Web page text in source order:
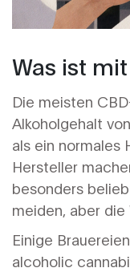
Was ist
Die meisten
Alkoholgehalt
als ein normales
Hersteller
besonders
meiden, aber die
Einige
alcoholic